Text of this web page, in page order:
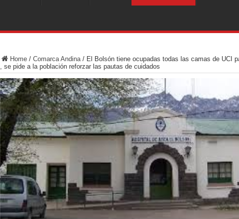
Home/ Comarca Andina/ El Bolsón tiene ocupadas todas las camas de UCI
, se pide a la población reforzar las pautas de cuidados